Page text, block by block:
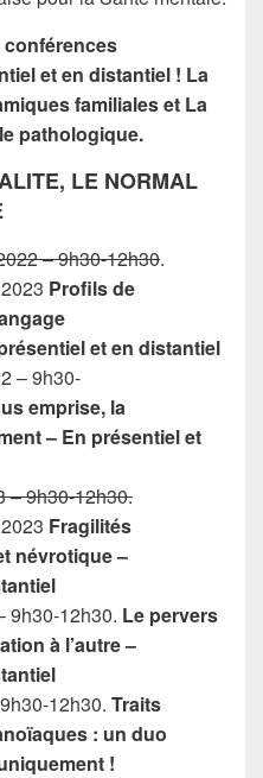
et en distantiel ! La
familiales et La
pathologique.
LE NORMAL
– 9h30-12h30.
Profils de
et en distantiel
– 9h30-
emprise, la
– En présentiel et
– 9h30-12h30.
Fragilités
névrotique–
9h30-12h30. Le pervers
à l’autre–
12h30. Traits
: un duo
!